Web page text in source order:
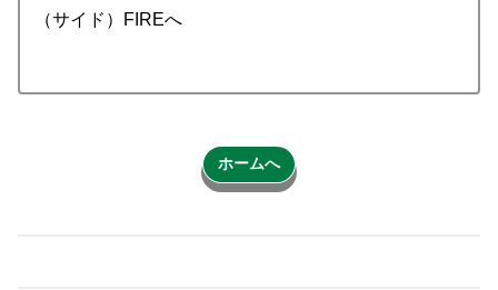
（サイド）FIREへ
ホームへ